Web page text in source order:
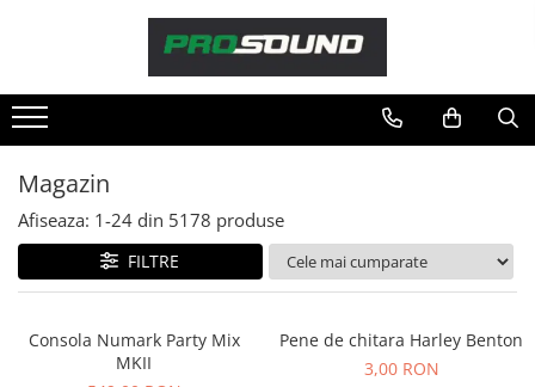
Sonorizare / PA
Adaptoare phantom
Adresare publica 100V
Amplificatoare Audio
Boxe Audio
Mixere audio
Magazin
Afiseaza: 1-24 din 5178 produse
FILTRE
Consola Numark Party Mix
MKII
Pene de chitara Harley Benton
3,00 RON